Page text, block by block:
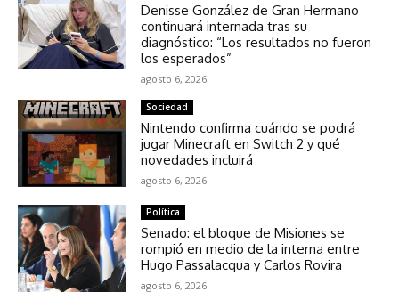
Denisse González de Gran Hermano
continuará internada tras su
diagnóstico: “Los resultados no fueron
los esperados”
agosto 6, 2026
Sociedad
Nintendo confirma cuándo se podrá
jugar Minecraft en Switch 2 y qué
novedades incluirá
agosto 6, 2026
Política
Senado: el bloque de Misiones se
rompió en medio de la interna entre
Hugo Passalacqua y Carlos Rovira
agosto 6, 2026